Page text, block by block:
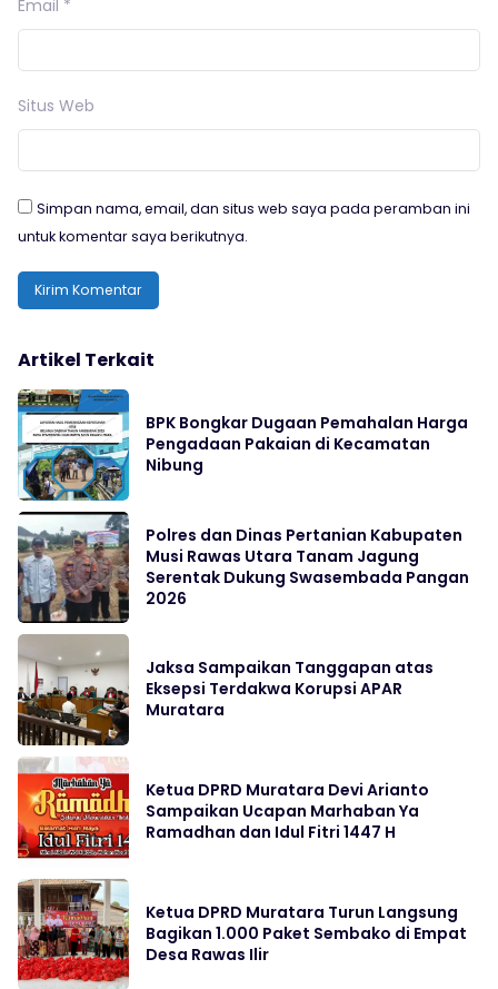
Email *
Situs Web
Simpan nama, email, dan situs web saya pada peramban ini
untuk komentar saya berikutnya.
Artikel Terkait
BPK Bongkar Dugaan Pemahalan Harga
Pengadaan Pakaian di Kecamatan
Nibung
Polres dan Dinas Pertanian Kabupaten
Musi Rawas Utara Tanam Jagung
Serentak Dukung Swasembada Pangan
2026
Jaksa Sampaikan Tanggapan atas
Eksepsi Terdakwa Korupsi APAR
Muratara
Ketua DPRD Muratara Devi Arianto
Sampaikan Ucapan Marhaban Ya
Ramadhan dan Idul Fitri 1447 H
Ketua DPRD Muratara Turun Langsung
Bagikan 1.000 Paket Sembako di Empat
Desa Rawas Ilir